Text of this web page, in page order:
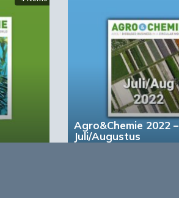
Agro&Chemie 2022 –
Juli/Augustus